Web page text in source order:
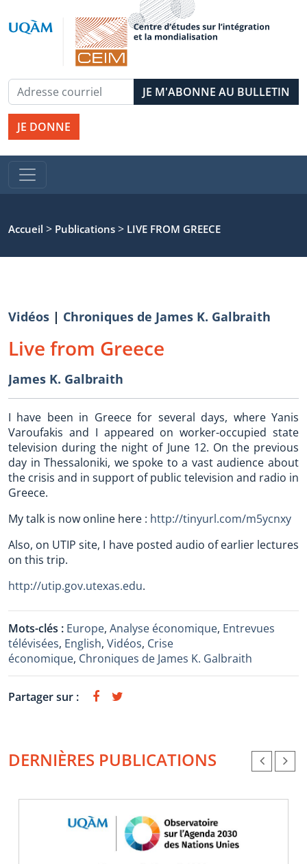
JE DONNE
Accueil > Publications > LIVE FROM GREECE
Vidéos | Chroniques de James K. Galbraith
Live from Greece
James K. Galbraith
I have been in Greece for several days, where Yanis
Varoufakis and I appeared on worker-occupied state
television during the night of June 12. On the previous
day in Thessaloniki, we spoke to a vast audience about
the crisis and in support of public television and radio in
Greece.
My talk is now online here : http://tinyurl.com/m5ycnxy
Also, on UTIP site, I have posted audio of earlier lectures
on this trip.
http://utip.gov.utexas.edu.
Mots-clés : Europe, Analyse économique, Entrevues
télévisées, English, Vidéos, Crise
économique, Chroniques de James K. Galbraith
Partager sur :
DERNIÈRES PUBLICATIONS